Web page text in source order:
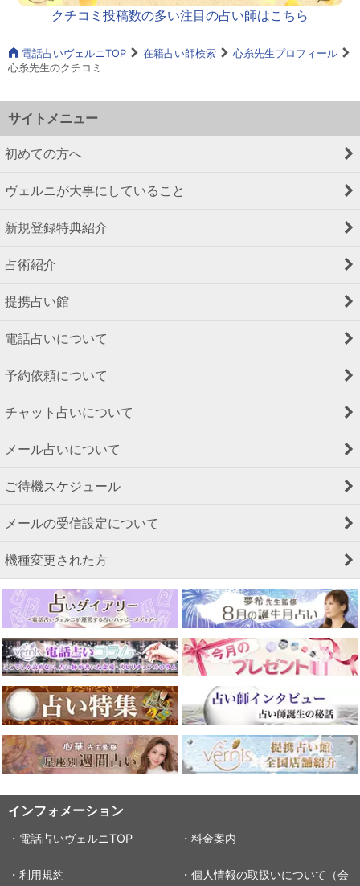
クチコミ投稿数の多い注目の占い師はこちら
電話占いヴェルニTOP 在籍占い師検索
心糸先生プロフィール
心糸先生のクチコミ
サイトメニュー
初めての方へ
ヴェルニが大事にしていること
新規登録特典紹介
占術紹介
提携占い館
電話占いについて
予約依頼について
チャット占いについて
メール占いについて
ご待機スケジュール
メールの受信設定について
機種変更された方
インフォメーション
・電話占いヴェルニTOP ・料金案内
・利用規約
・個人情報の取扱いについて（会